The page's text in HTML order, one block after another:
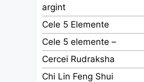
argint
Cele 5 Elemente
Cele 5 elemente –
Cercei Rudraksha
Chi Lin Feng Shui